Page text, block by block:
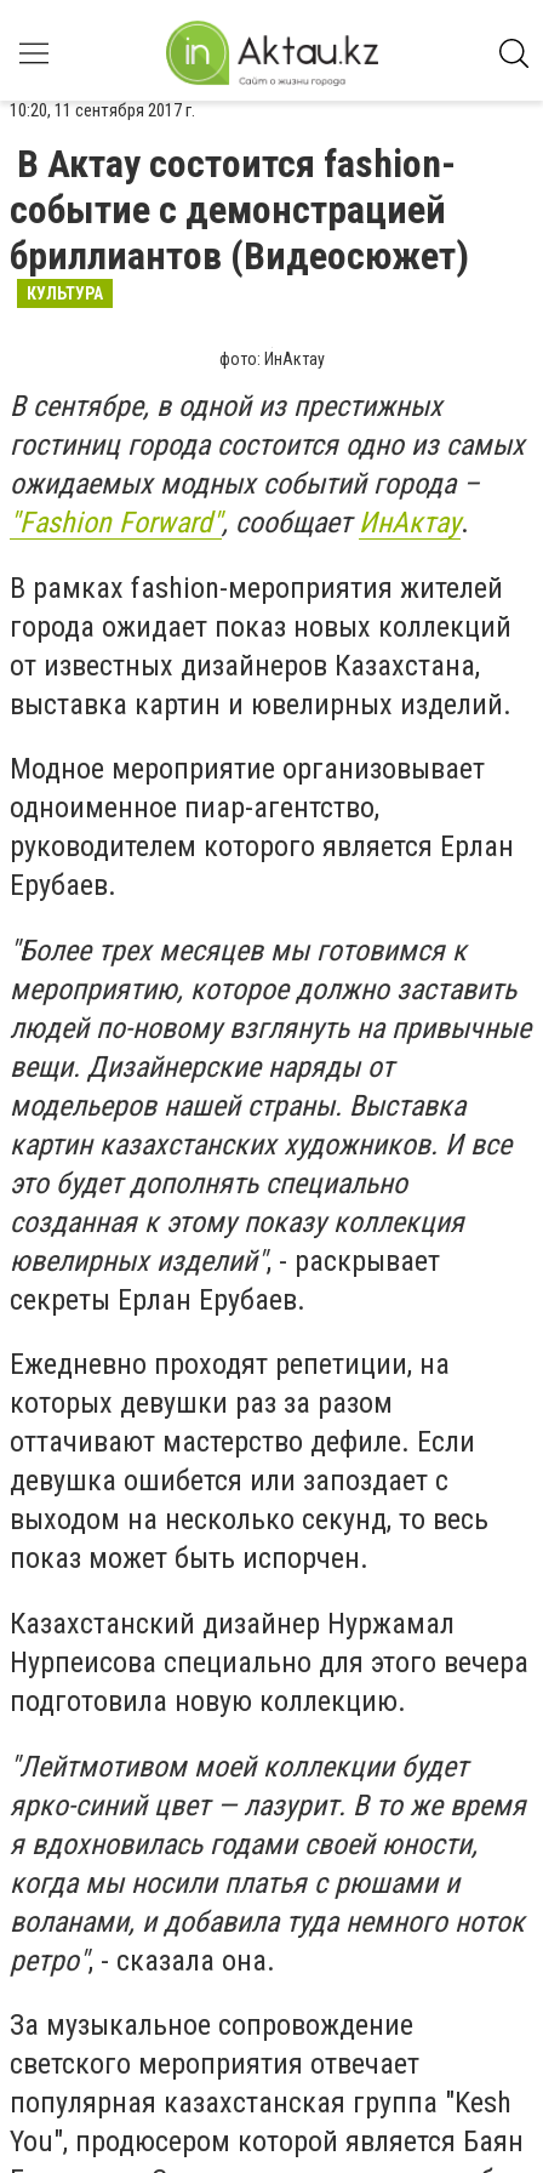
10:20, 11 сентября 2017 г.
В Актау состоится fashion-
событие с демонстрацией
бриллиантов (Видеосюжет)
КУЛЬТУРА
фото: ИнАктау
В сентябре, в одной из престижных
гостиниц города состоится одно из самых
ожидаемых модных событий города –
"Fashion Forward", сообщаетИнАктау.
В рамках fashion-мероприятия жителей
города ожидает показ новых коллекций
от известных дизайнеров Казахстана,
выставка картин и ювелирных изделий.
Модное мероприятие организовывает
одноименное пиар-агентство,
руководителем которого является Ерлан
Ерубаев.
"Более трех месяцев мы готовимся к
мероприятию, которое должно заставить
людей по-новому взглянуть на привычные
вещи. Дизайнерские наряды от
модельеров нашей страны. Выставка
картин казахстанских художников. И все
это будет дополнять специально
созданная к этому показу коллекция
ювелирных изделий", - раскрывает
секреты Ерлан Ерубаев.
Ежедневно проходят репетиции, на
которых девушки раз за разом
оттачивают мастерство дефиле. Если
девушка ошибется или запоздает с
выходом на несколько секунд, то весь
показ может быть испорчен.
Казахстанский дизайнер Нуржамал
Нурпеисова специально для этого вечера
подготовила новую коллекцию.
"Лейтмотивом моей коллекции будет
ярко-синий цвет — лазурит. В то же время
я вдохновилась годами своей юности,
когда мы носили платья с рюшами и
воланами, и добавила туда немного ноток
ретро", - сказала она.
За музыкальное сопровождение
светского мероприятия отвечает
популярная казахстанская группа "Kesh
You", продюсером которой является Баян